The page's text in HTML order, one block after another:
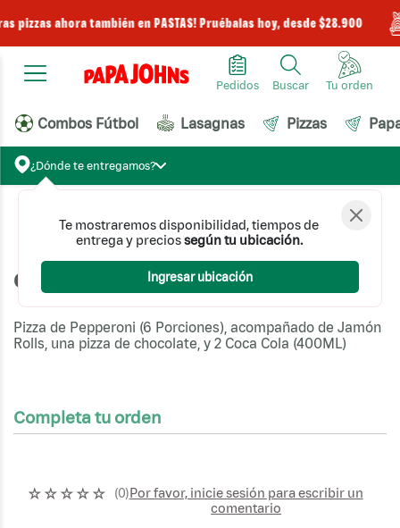
pizzas ahora también en PASTAS! Pruébalas hoy, desde $28.900
Pedidos Buscar
Combos Fútbol Lasagnas Pizzas
¿Dónde te entregamos?
Te mostraremos disponibilidad, tiempos de
entrega y preciossegún tu ubicación.
Ingresar ubicación
Pizzas Promociones Combo Papanaticos
Combo Papanaticos
Pizza de Pepperoni (6 Porciones), acompañado de Jamón
Rolls, una pizza de chocolate, y 2 Coca Cola (400ML)
Completa tu orden
☆ ☆ ☆ ☆ ☆ (0)Por favor, inicie sesión para escribir un
comentario